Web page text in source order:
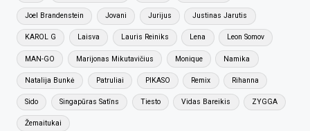
Joel Brandenstein Jovani Jurijus Justinas Jarutis
KAROL G Laisva Lauris Reiniks Lena Leon Somov
MAN-GO Marijonas Mikutavičius Monique Namika
Natalija Bunkė Patruliai PIKASO Remix Rihanna
Sido Singapūras Satīns Tiesto Vidas Bareikis ZYGGA
Žemaitukai